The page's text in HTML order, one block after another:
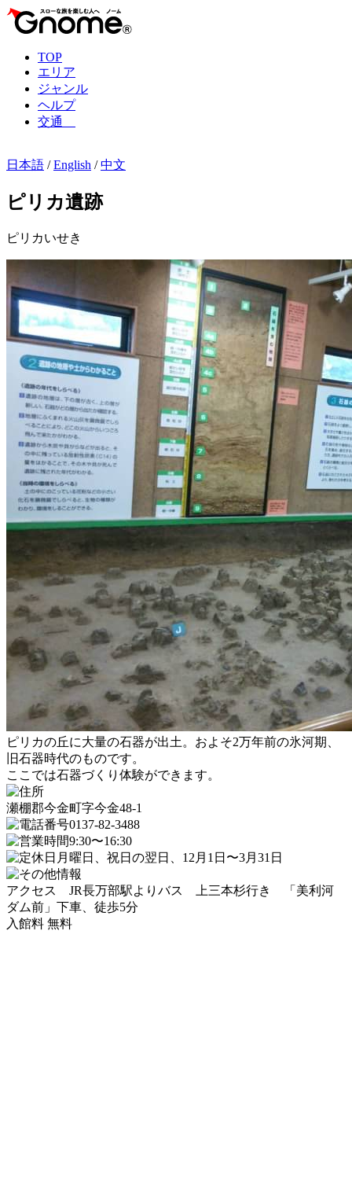
TOP
エリア
ジャンル
ヘルプ
交通
日本語 /English /中文
ピリカ遺跡
ピリカいせき
ピリカの丘に大量の石器が出土。およそ2万年前の氷河期、
旧石器時代のものです。
ここでは石器づくり体験ができます。
瀬棚郡今金町字今金48-1
0137-82-3488
9:30〜16:30
月曜日、祝日の翌日、12月1日〜3月31日
アクセス JR長万部駅よりバス 上三本杉行き 「美利河
ダム前」下車、徒歩5分
入館料 無料